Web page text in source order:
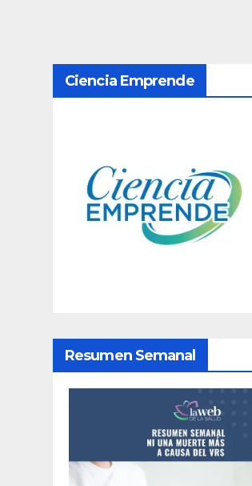
ó
n
Ciencia Emprende
Resumen Semanal